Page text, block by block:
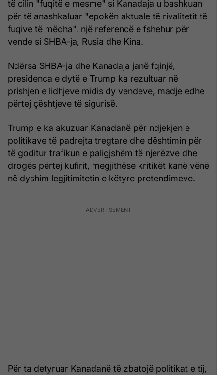
të cilin "fuqitë e mesme" si Kanadaja u bashkuan
për të anashkaluar "epokën aktuale të rivalitetit të
fuqive të mëdha", një referencë e fshehur për
vende si SHBA-ja, Rusia dhe Kina.
Ndërsa SHBA-ja dhe Kanadaja janë fqinjë,
presidenca e dytë e Trump ka rezultuar në
prishjen e lidhjeve midis dy vendeve, madje edhe
përtej çështjeve të sigurisë.
Trump e ka akuzuar Kanadanë për ndjekjen e
politikave të padrejta tregtare dhe dështimin për
të goditur trafikun e paligjshëm të njerëzve dhe
drogës përtej kufirit, megjithëse kritikët kanë vënë
në dyshim legjitimitetin e këtyre pretendimeve.
Për ta detyruar Kanadanë të zbatojë politikat e tij,